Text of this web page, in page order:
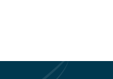
Batteriezellen,
und